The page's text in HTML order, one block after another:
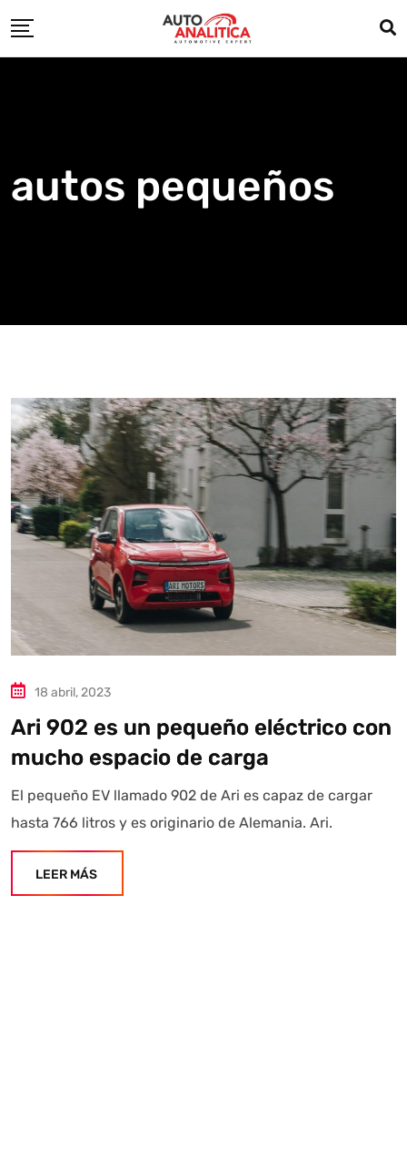
to
autos pequeños
18 abril, 2023
Ari 902 es un pequeño eléctrico con
mucho espacio de carga
El pequeño EV llamado 902 de Ari es capaz de cargar
hasta 766 litros y es originario de Alemania. Ari.
LEER MÁS
Autoanalítica IA Agente Inteligente
Estoy aquí para encontrar lo que necesitas. ¿Qué estás
buscando? "Este asistente con IA (OpenAI) ofrece
información referencial que puede contener errores.
Asistente con IA en desarrollo. Autoanalítica optimiza
diariamente su exactitud."